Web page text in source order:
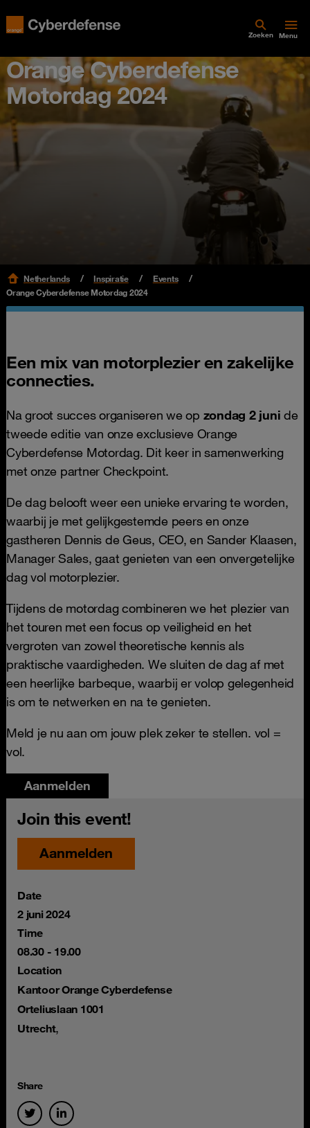
Zoeken Menu
Orange Cyberdefense
Motordag 2024
Netherlands Inspiratie
Events
Orange Cyberdefense Motordag 2024
Een mix van motorplezier en zakelijke
connecties.
Na groot succes organiseren we op zondag 2 juni de
tweede editie van onze exclusieve Orange
Cyberdefense Motordag. Dit keer in samenwerking
met onze partner Checkpoint.
De dag belooft weer een unieke ervaring te worden,
waarbij je met gelijkgestemde peers en onze
gastheren Dennis de Geus, CEO, en Sander Klaasen,
Manager Sales, gaat genieten van een onvergetelijke
dag vol motorplezier.
Tijdens de motordag combineren we het plezier van
het touren met een focus op veiligheid en het
vergroten van zowel theoretische kennis als
praktische vaardigheden. We sluiten de dag af met
een heerlijke barbeque, waarbij er volop gelegenheid
is om te netwerken en na te genieten.
Meld je nu aan om jouw plek zeker te stellen. vol =
vol.
Aanmelden
Join this event!
Aanmelden
Date
2 juni 2024
Time
08.30 - 19.00
Location
Kantoor Orange Cyberdefense
Orteliuslaan 1001
Utrecht,
Share